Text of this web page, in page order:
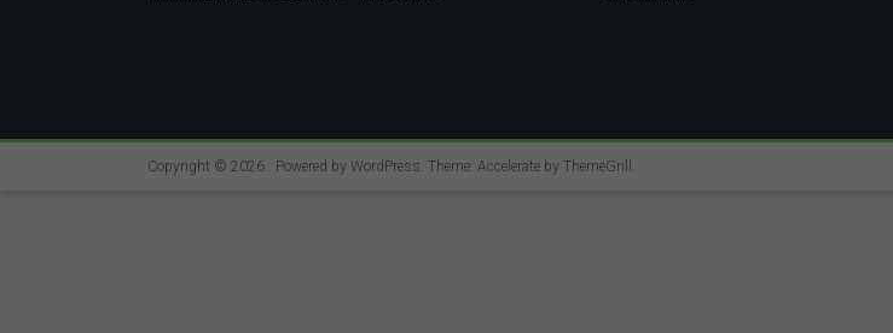
Copyright © 2026 . Powered by WordPress. Theme: Accelerate by ThemeGrill .